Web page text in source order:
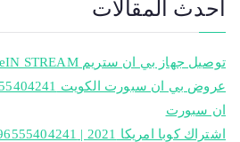
أحدث المقالات
توصيل جهاز بي ان ستريم BeIN STREAM مع اشتراك فوري
ان سبورت